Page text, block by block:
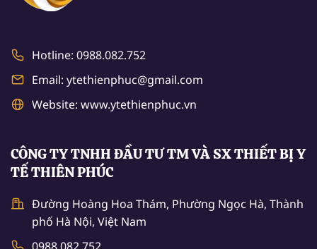
Hotline: 0988.082.752
Email: ytethienphuc@gmail.com
Website: www.ytethienphuc.vn
CÔNG TY TNHH ĐẦU TƯ TM VÀ SX THIẾT BỊ Y
TẾ THIÊN PHÚC
Đường Hoàng Hoa Thám, Phường Ngọc Hà, Thành
phố Hà Nội, Việt Nam